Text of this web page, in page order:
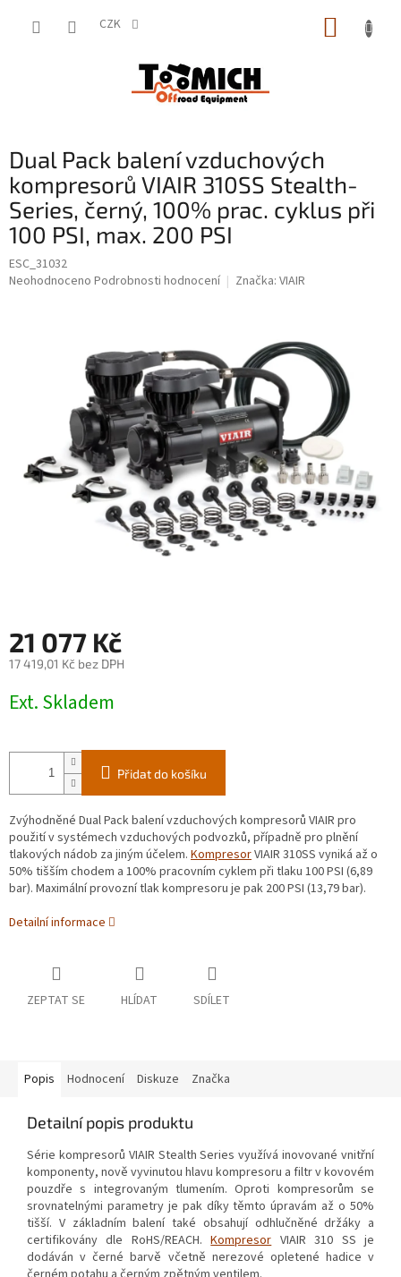
CZK
Dual Pack balení vzduchových
kompresorů VIAIR 310SS Stealth-
Series, černý, 100% prac. cyklus při
100 PSI, max. 200 PSI
ESC_31032
Průměrné
Neohodnoceno Podrobnosti hodnocení Značka: VIAIR
21 077 Kč
17 419,01 Kč bez DPH
cena:
Ext. Skladem
Přidat do košíku
Zvýhodněné Dual Pack balení vzduchových kompresorů VIAIR pro
použití v systémech vzduchových podvozků, případně pro plnění
tlakových nádob za jiným účelem. KompresorVIAIR 310SS vyniká až o
50% tišším chodem a 100% pracovním cyklem při tlaku 100 PSI (6,89
bar). Maximální provozní tlak kompresoru je pak 200 PSI (13,79 bar).
Detailní informace
ZEPTAT SE HLÍDAT SDÍLET
Popis Hodnocení Diskuze Značka
Detailní popis produktu
Série kompresorů VIAIR Stealth Series využívá inovované vnitřní
komponenty, nově vyvinutou hlavu kompresoru a filtr v kovovém
pouzdře s integrovaným tlumením. Oproti kompresorům se
srovnatelnými parametry je pak díky těmto úpravám až o 50%
tišší. V základním balení také obsahují odhlučněné držáky a
certifikovány dle RoHS/REACH.KompresorVIAIR 310 SS je
dodáván v černé barvě včetně nerezové opletené hadice v